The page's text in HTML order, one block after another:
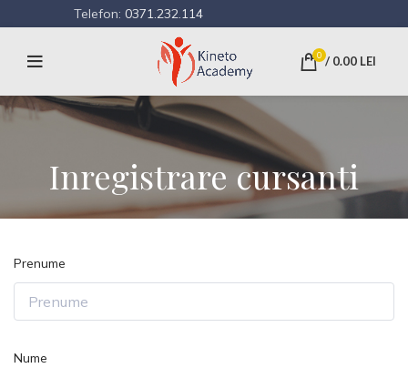
Telefon: 0371.232.114
0 / 0.00 LEI
Inregistrare cursanti
Prenume
Nume